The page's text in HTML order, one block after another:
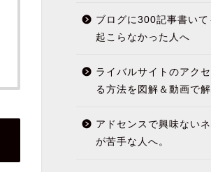
ブログに300記事書い
起こらなかった人へ
ライバルサイトのアク
る方法を図解＆動画で
アドセンスで興味ない
が苦手な人へ。